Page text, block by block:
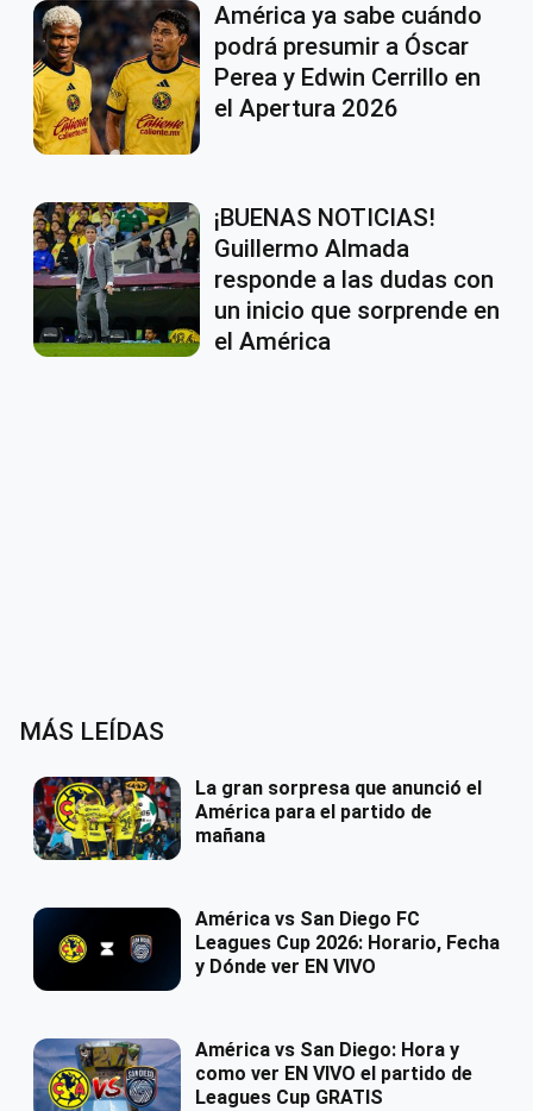
América ya sabe cuándo
podrá presumir a Óscar
Perea y Edwin Cerrillo en
el Apertura 2026
¡BUENAS NOTICIAS!
Guillermo Almada
responde a las dudas con
un inicio que sorprende en
el América
MÁS LEÍDAS
La gran sorpresa que anunció el
América para el partido de
mañana
América vs San Diego FC
Leagues Cup 2026: Horario, Fecha
y Dónde ver EN VIVO
América vs San Diego: Hora y
como ver EN VIVO el partido de
Leagues Cup GRATIS